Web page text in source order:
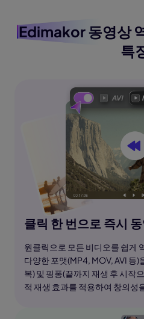
Edimakor동영상
특
클릭 한 번으로 즉시
원클릭으로 모든 비디오를 쉽게
다양한 포맷(MP4, MOV, AVI 등
복) 및 핑퐁(끝까지 재생 후 시작
적 재생 효과를 적용하여 창의성